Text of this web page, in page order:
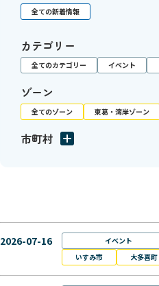
全ての新着情報
カテゴリー
全てのカテゴリー イベント
ゾーン
全てのゾーン 東葛・湾岸ゾーン
市町村
2026-07-16 イベント
いすみ市
大多喜町